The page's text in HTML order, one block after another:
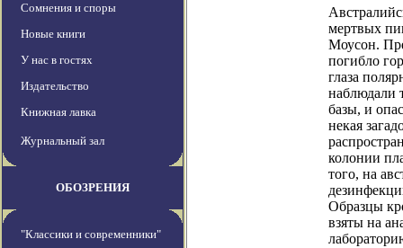
Сомнения и споры
Новые книги
У нас в гостях
Издательство
Книжная лавка
Журнальный зал
ОБОЗРЕНИЯ
"Классики и современники"
мертвых
Моусон.
погибло
глаза
наблюдали
базы, и
некая
колонии
того, на
Образцы
взяты на